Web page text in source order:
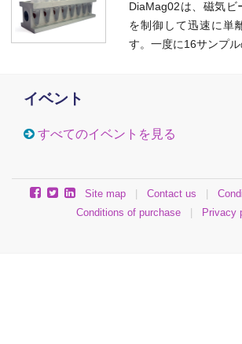
DiaMag02は、磁気ビ
を制御して迅速に単
す。一度に16サンプル
イベント
すべてのイベントを見る
Site map Contact us
Conditions of purchase
Privacy